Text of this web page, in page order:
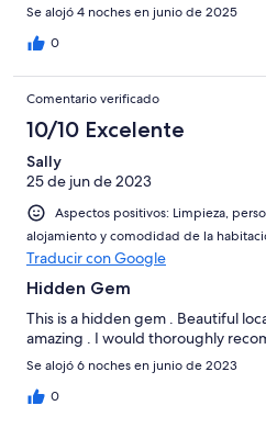
Se alojó 4 noches en junio de 2025
0
Comentario verificado
10/10 Excelente
Sally
25 de jun de 2023
Aspectos positivos: Limpieza,
alojamiento y comodidad de la
Traducir con Google
Hidden Gem
This is a hidden gem . Beautiful
amazing . I would thoroughly
Se alojó 6 noches en junio de 2023
0